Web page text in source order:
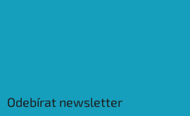
Odebírat newsletter